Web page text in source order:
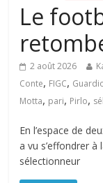
Le
2 août 2026
Conte, FIGC,
Motta, pari, Pirlo,
En l’espace de
a vu s’effondrer à
sélectionneur